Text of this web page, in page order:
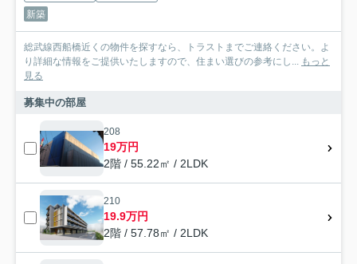
新築
総武線西船橋近くの物件を探すなら、トラストまでご連絡ください。よ
り詳細な情報をご提供いたしますので、住まい選びの参考にし... もっと
見る
募集中の部屋
208
19万円
2階 / 55.22㎡ / 2LDK
210
19.9万円
2階 / 57.78㎡ / 2LDK